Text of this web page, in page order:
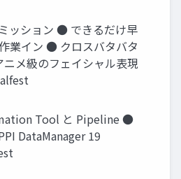
ッション ● できるだけ早
業イン ● クロスバタバタ
メ級のフェイシャル表現
Tool と Pipeline ●
DataManager 19